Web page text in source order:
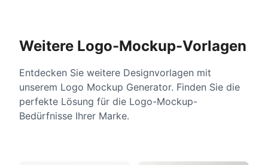
Weitere Logo-Mockup-Vorlagen
Entdecken Sie weitere Designvorlagen mit
unserem Logo Mockup Generator. Finden Sie die
perfekte Lösung für die Logo-Mockup-
Bedürfnisse Ihrer Marke.